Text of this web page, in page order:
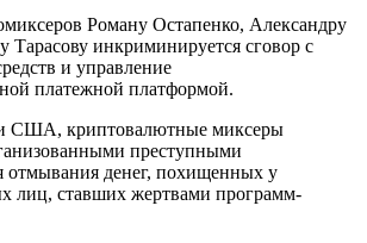
Роману Остапенко, Александру
инкриминируется сговор с
и управление
платежной платформой.
США, криптовалютные миксеры
преступными
отмывания денег, похищенных у
лиц, ставших жертвами программ-